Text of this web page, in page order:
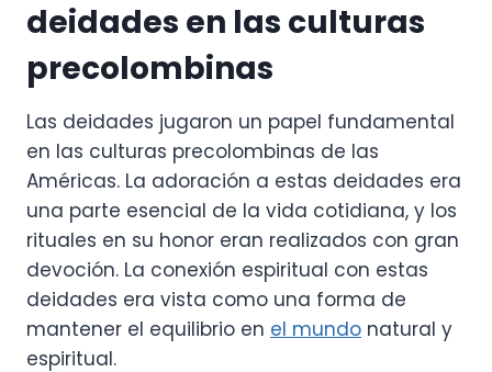
deidades en las culturas
precolombinas
Las deidades jugaron un papel fundamental
en las culturas precolombinas de las
Américas. La adoración a estas deidades era
una parte esencial de la vida cotidiana, y los
rituales en su honor eran realizados con gran
devoción. La conexión espiritual con estas
deidades era vista como una forma de
mantener el equilibrio en el mundo natural y
espiritual.